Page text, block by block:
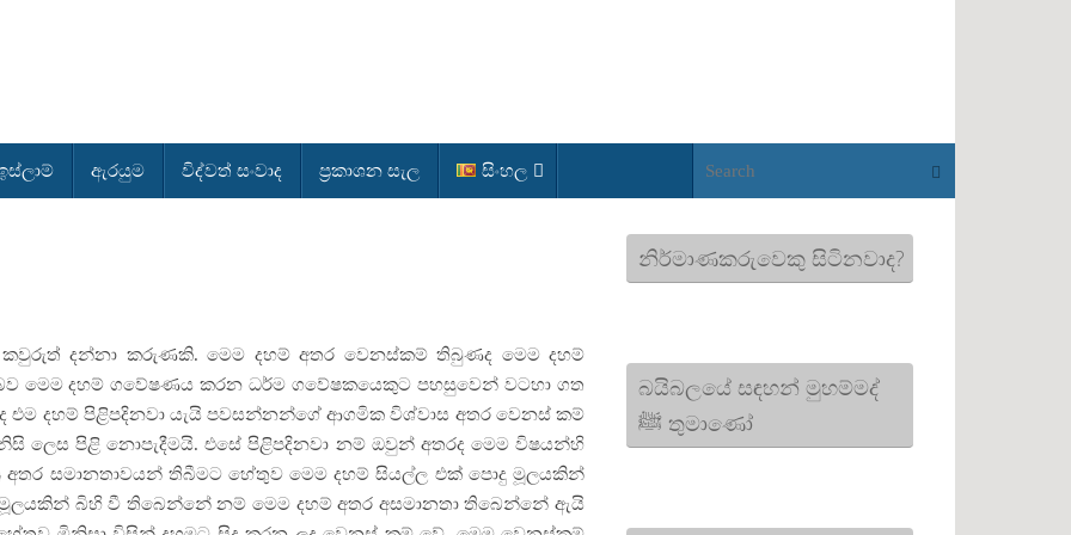
ඇරයුම විද්වත් සංවාද ප්‍රකාශන සැල සිංහල Search
දන්නා කරුණකි. මෙම දහම් අතර වෙනස්කම් තිබුණද මෙම දහම්
මෙම දහම් ගවේෂණය කරන ධර්ම ගවේෂකයෙකුට පහසුවෙන් වටහා ගත
එම දහම් පිළිපදිනවා යැයි පවසන්නන්ගේ ආගමික විශ්වාස අතර වෙනස් කම්
ලෙස පිළි නොපැදීමයි. එසේ පිළිපදිනවා නම් ඔවුන් අතරද මෙම විෂයන්හි
අතර සමානතාවයන් තිබීමට හේතුව මෙම දහම් සියල්ල එක් පොදු මූලයකින්
බිහි වී තිබෙන්නේ නම් මෙම දහම් අතර අසමානතා තිබෙන්නේ ඇයි
නිර්මාණකරුවෙකු සිටිනවාද?
බයිබලයේ සඳහන් මුහම්මද්
ﷺ තුමාණෝ